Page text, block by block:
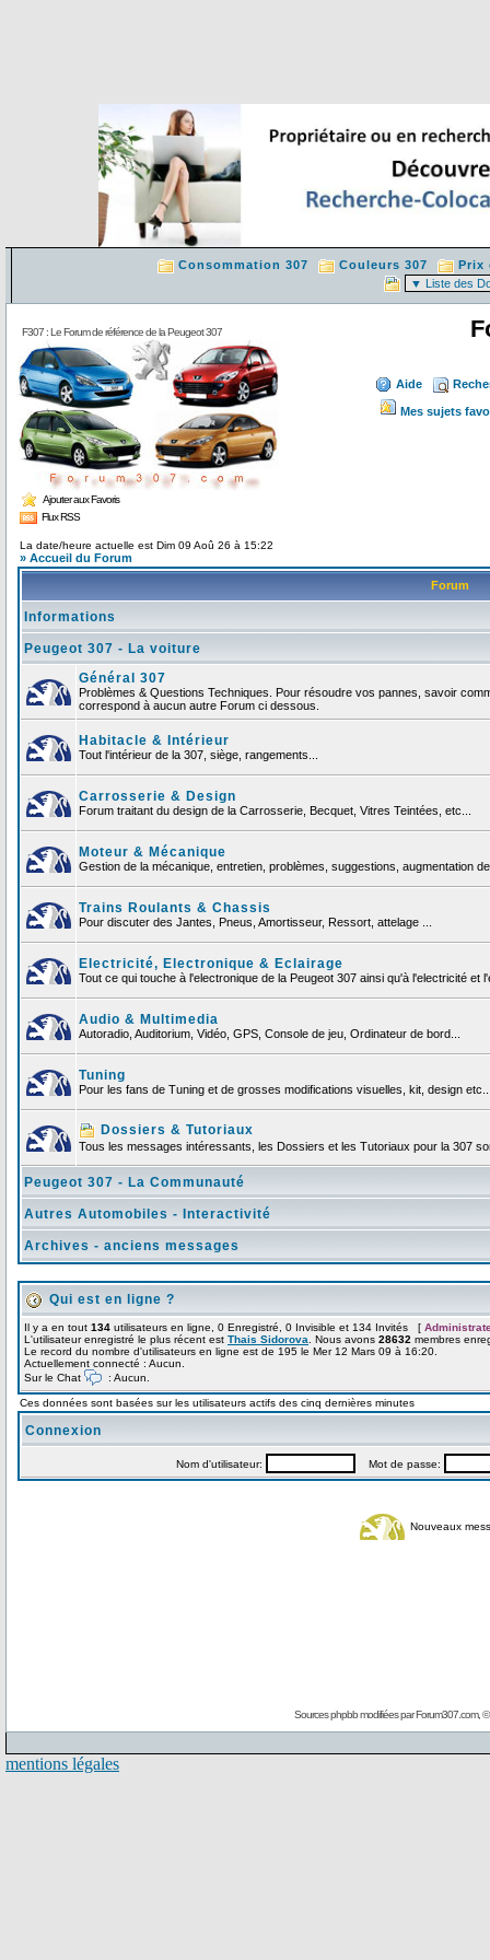
Consommation 307 Couleurs 307 Prix
F307 : Le Forum de référence de la Peugeot 307
Ajouter aux Favoris
Flux RSS
Aide
Mes sujets
La date/heure actuelle est Dim 09 Aoû 26 à 15:22
» Accueil du Forum
Forum
Informations
Peugeot 307 - La voiture
Général 307
Problèmes & Questions Techniques. Pour résoudre vos pannes, savoir
correspond à aucun autre Forum ci dessous.
Habitacle & Intérieur
Tout l'intérieur de la 307, siège, rangements...
Carrosserie & Design
Forum traitant du design de la Carrosserie, Becquet, Vitres Teintées, etc...
Moteur & Mécanique
Gestion de la mécanique, entretien, problèmes, suggestions, augmentation
Trains Roulants & Chassis
Pour discuter des Jantes, Pneus, Amortisseur, Ressort, attelage ...
Electricité, Electronique & Eclairage
Tout ce qui touche à l'electronique de la Peugeot 307 ainsi qu'à l'electricité et
Audio & Multimedia
Autoradio, Auditorium, Vidéo, GPS, Console de jeu, Ordinateur de bord...
Tuning
Pour les fans de Tuning et de grosses modifications visuelles, kit, design
Dossiers & Tutoriaux
Tous les messages intéressants, les Dossiers et les Tutoriaux pour la 307
Peugeot 307 - La Communauté
Autres Automobiles - Interactivité
Archives - anciens messages
Qui est en ligne ?
Il y a en tout 134 utilisateurs en ligne, 0 Enregistré, 0 Invisible et 134 Invités [
L'utilisateur enregistré le plus récent est Thais Sidorova . Nous avons 28632 membres
Le record du nombre d'utilisateurs en ligne est de 195 le Mer 12 Mars 09 à 16:20.
Actuellement connecté : Aucun.
Sur le Chat
: Aucun.
Ces données sont basées sur les utilisateurs actifs des cinq dernières minutes
Connexion
Nom d'utilisateur: Mot de passe:
Nouveaux
Sources phpbb modifiées parForum307.com, ©
mentions légales